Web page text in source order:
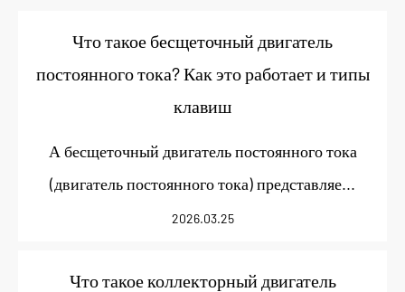
Применение
Услуги
Что такое бесщеточный двигатель
постоянного тока? Как это работает и типы
клавиш
А бесщеточный двигатель постоянного тока
(двигатель постоянного тока) представляе...
2026.03.25
Что такое коллекторный двигатель